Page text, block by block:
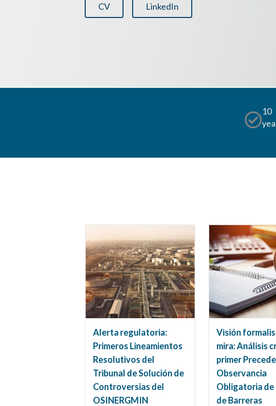
CV LinkedIn
10
Alerta regulatoria:
Primeros Lineamientos
Resolutivos del
Tribunal de Solución de
Controversias del
OSINERGMIN
Visión
mira: Análisis
primer
Observancia
Obligatoria de
de Barreras